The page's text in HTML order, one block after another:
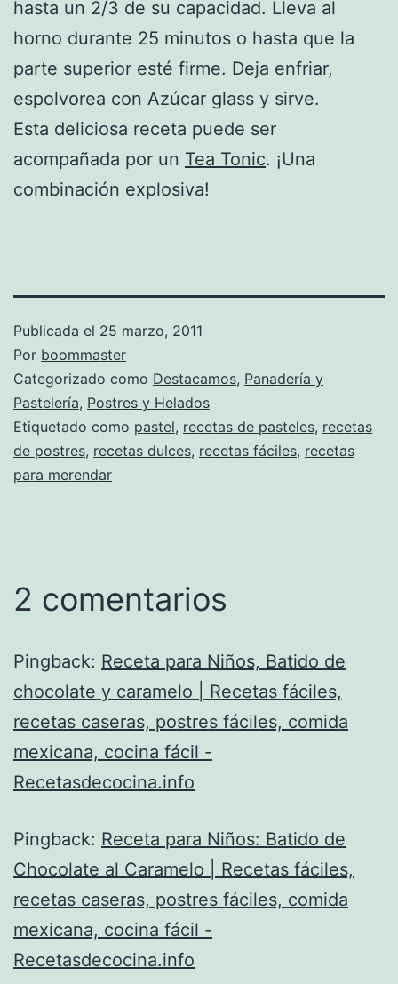
hasta un 2/3 de su capacidad. Lleva al
horno durante 25 minutos o hasta que la
parte superior esté firme. Deja enfriar,
espolvorea con Azúcar glass y sirve.
Esta deliciosa receta puede ser
acompañada por un Tea Tonic. ¡Una
combinación explosiva!
Publicada el 25 marzo, 2011
Por boommaster
Categorizado como Destacamos, Panadería y
Pastelería, Postres y Helados
Etiquetado como pastel, recetas de pasteles, recetas
de postres, recetas dulces, recetas fáciles, recetas
para merendar
2 comentarios
Pingback: Receta para Niños, Batido de
chocolate y caramelo | Recetas fáciles,
recetas caseras, postres fáciles, comida
mexicana, cocina fácil -
Recetasdecocina.info
Pingback: Receta para Niños: Batido de
Chocolate al Caramelo | Recetas fáciles,
recetas caseras, postres fáciles, comida
mexicana, cocina fácil -
Recetasdecocina.info